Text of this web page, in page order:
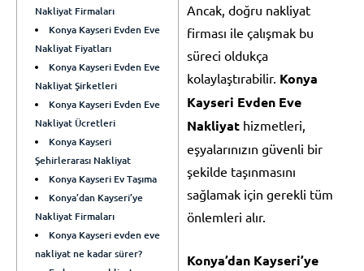
Nakliyat Firmaları
Konya Kayseri Evden Eve
Nakliyat Fiyatları
Konya Kayseri Evden Eve
Nakliyat Şirketleri
Konya Kayseri Evden Eve
Nakliyat Ücretleri
Konya Kayseri
Şehirlerarası Nakliyat
Konya Kayseri Ev Taşıma
Konya’dan Kayseri’ye
Nakliyat Firmaları
Konya Kayseri evden eve
nakliyat ne kadar sürer?
Ancak, doğru nakliyat
firması ile çalışmak bu
süreci oldukça
kolaylaştırabilir. Konya
Kayseri Evden Eve
Nakliyat hizmetleri,
eşyalarınızın güvenli bir
şekilde taşınmasını
sağlamak için gerekli tüm
önlemleri alır.
Konya’dan Kayseri’ye